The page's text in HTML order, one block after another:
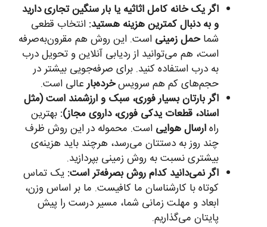
اگر یک خانه کامل اثاثیه یا بار سنگین تجاری دارید
و به دنبال کمترین هزینه هستید: انتخاب قطعی
شماحمل زمینی است. این روش هم مقرون‌به‌صرفه
است، هم می‌توانید از ردیابی آنلاین و تحویل درب
به درب استفاده کنید. برای صرفه‌جویی بیشتر در
حجم‌های کم هم سرویسخرده‌بارعالی است.
اگر بارتان بسیار فوری، سبک و ارزشمند است (مثل
اسناد، قطعات یدکی فوری، داروی مجاز): بهترین
راهارسال هوایی است. محموله در این روش ظرف
چند روز به دستتان می‌رسد، هرچند باید هزینه‌ی
بیشتری نسبت به روش زمینی بپردازید.
اگر نمی‌دانید کدام روش بصرفه‌تر است: یک تماس
کوتاه با کارشناسان ما کافیست. ما بر اساس وزن،
ابعاد و مهلت زمانی شما، مسیر درست را پیش
پایتان می‌گذاریم.